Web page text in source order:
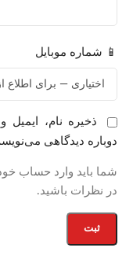
📱 شماره موبایل
ذخیره نام،
دوباره دیدگاهی
شما باید وارد حساب
در نظرات باشید.